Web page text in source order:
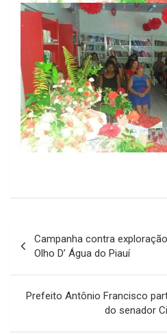
de
Post
Campanha contra
Olho D’ Água do Piauí
Prefeito Antônio Francisco
do senador